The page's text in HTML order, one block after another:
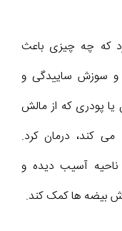
که چه چیزی باعث
و سوزش ساییدگی و
یا پودری که از مالش
کند، درمان کرد.
ناحیه آسیب دیده و
بیضه ها کمک کند.